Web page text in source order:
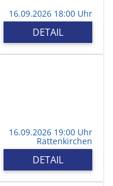
16.09.2026 18:00 Uhr
DETAIL
16.09.2026 19:00 Uhr
Rattenkirchen
DETAIL